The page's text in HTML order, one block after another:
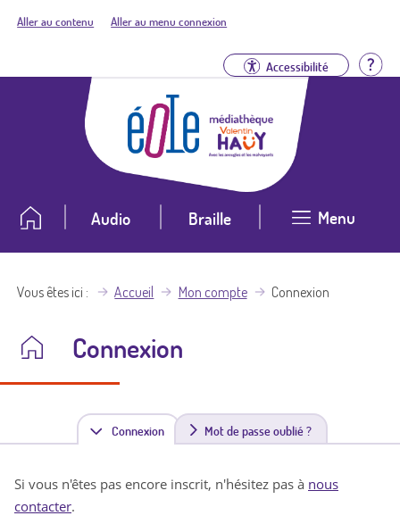
Aller au contenu Aller au menu connexion
Accessibilité
Audio Braille Menu
Vous êtes ici Accueil Mon compte Connexion
Connexion
Connexion(
n
Mot de passe oublié ?
Si vous n'êtes pas encore inscrit, n'hésitez pas à nous
contacter.